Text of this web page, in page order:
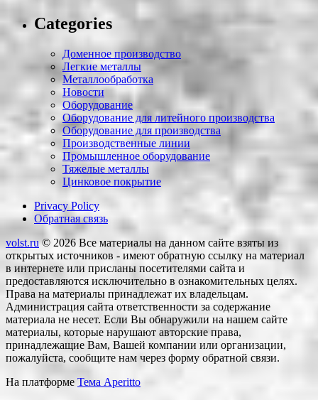
Categories
Доменное производство
Легкие металлы
Металлообработка
Новости
Оборудование
Оборудование для литейного производства
Оборудование для производства
Производственные линии
Промышленное оборудование
Тяжелые металлы
Цинковое покрытие
Privacy Policy
Обратная связь
volst.ru© 2026 Все материалы на данном сайте взяты из
открытых источников - имеют обратную ссылку на материал
в интернете или присланы посетителями сайта и
предоставляются исключительно в ознакомительных целях.
Права на материалы принадлежат их владельцам.
Администрация сайта ответственности за содержание
материала не несет. Если Вы обнаружили на нашем сайте
материалы, которые нарушают авторские права,
принадлежащие Вам, Вашей компании или организации,
пожалуйста, сообщите нам через форму обратной связи.
На платформе Тема Aperitto